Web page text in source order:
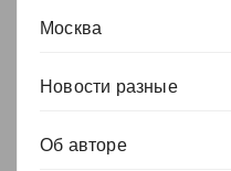
Москва
Новости разные
Об авторе